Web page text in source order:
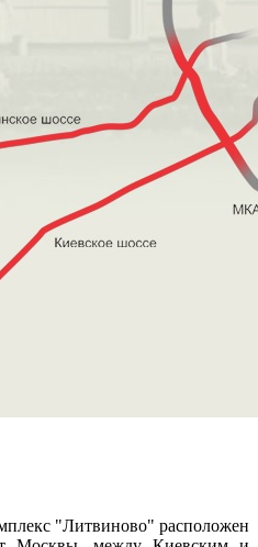
"Литвиново" расположен